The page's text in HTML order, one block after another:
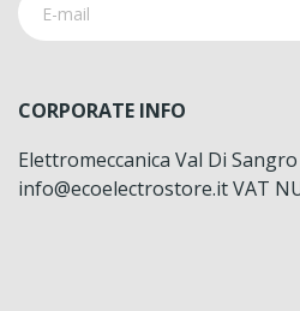
CORPORATE INFO
Elettromeccanica Val Di
info@ecoelectrostore.it VAT